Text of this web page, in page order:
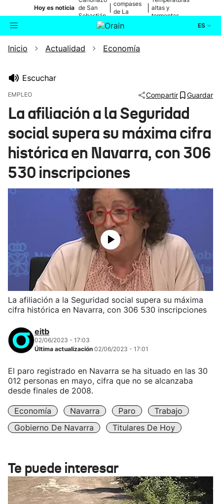
Hoy es noticia de San
Sebastián
compases
de La
altas y
tormentas
ES
Buscador Actualidad
Ikusmiran
Eguraldia
Inicio Actualidad Economía
Escuchar
EMPLEO Compartir Guardar
La afiliación a la Seguridad
social supera su máxima cifra
histórica en Navarra, con 306
530 inscripciones
La afiliación a la Seguridad social supera su máxima
cifra histórica en Navarra, con 306 530 inscripciones
eitb
02/06/2023 - 17:03
Última actualización 02/06/2023 - 17:01
El paro registrado en Navarra se ha situado en las 30
012 personas en mayo, cifra que no se alcanzaba
desde finales de 2008.
Economía Navarra Paro
Trabajo
Gobierno De Navarra
Titulares De Hoy
Te puede interesar